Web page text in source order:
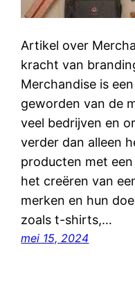
Artikel over
kracht van
Merchandise is
geworden van de
veel bedrijven en
verder dan alleen
producten met
het creëren van
merken en hun
zoals t-shirts,…
mei 15, 2024